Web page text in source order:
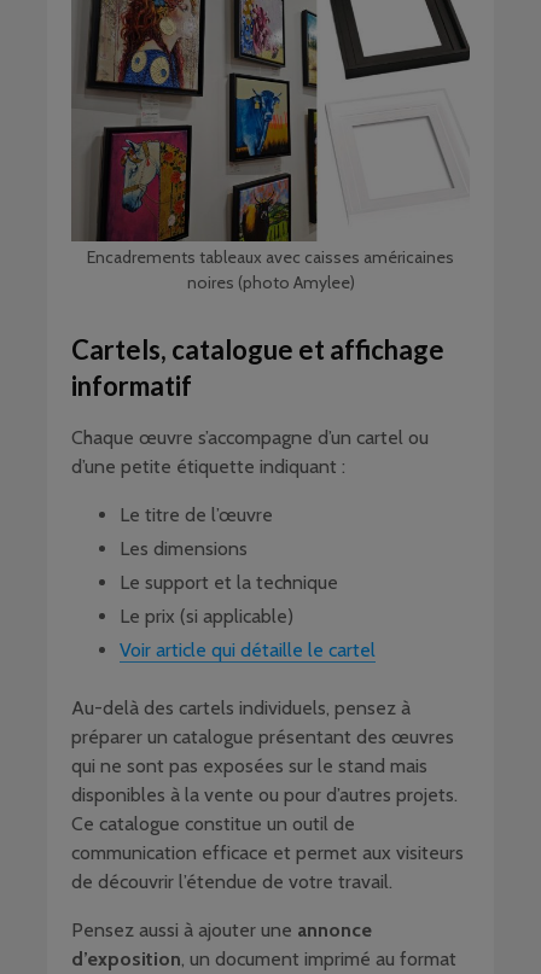
Encadrements tableaux avec caisses américaines
noires (photo Amylee)
Cartels, catalogue et affichage
informatif
Chaque œuvre s’accompagne d’un cartel ou
d’une petite étiquette indiquant :
Le titre de l’œuvre
Les dimensions
Le support et la technique
Le prix (si applicable)
Voir article qui détaille le cartel
Au-delà des cartels individuels, pensez à
préparer un catalogue présentant des œuvres
qui ne sont pas exposées sur le stand mais
disponibles à la vente ou pour d’autres projets.
Ce catalogue constitue un outil de
communication efficace et permet aux visiteurs
de découvrir l’étendue de votre travail.
Pensez aussi à ajouter une annonce
d’exposition, un document imprimé au format